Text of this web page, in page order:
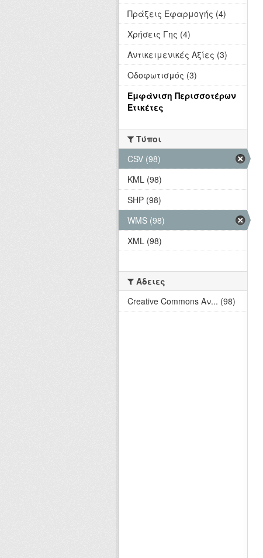
Πράξεις Εφαρμογής (4)
Χρήσεις Γης (4)
Αντικειμενικές Αξίες (3)
Οδοφωτισμός (3)
Εμφάνιση Περισσοτέρων
Ετικέτες
Τύποι
CSV (98)
KML (98)
SHP (98)
WMS (98)
XML (98)
Άδειες
Creative Commons Αν... (98)